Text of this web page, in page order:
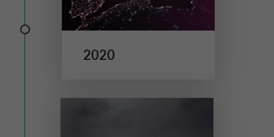
2020